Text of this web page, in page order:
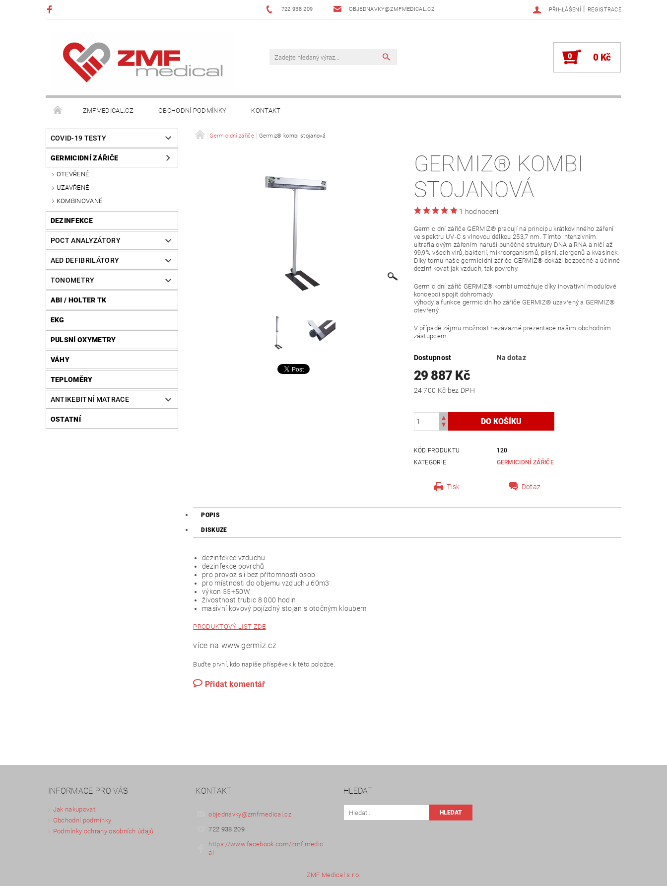
722 938 209 OBJEDNAVKY@ZMFMEDICAL.CZ PŘIHLÁŠENÍ | REGISTRACE
0 0 Kč
ZMFMEDICAL.CZ OBCHODNÍ PODMÍNKY KONTAKT
COVID-19 TESTY
GERMICIDNÍ ZÁŘIČE
OTEVŘENÉ
UZAVŘENÉ
KOMBINOVANÉ
DEZINFEKCE
POCT ANALYZÁTORY
AED DEFIBRILÁTORY
TONOMETRY
ABI / HOLTER TK
EKG
PULSNÍ OXYMETRY
VÁHY
TEPLOMĚRY
ANTIKEBITNÍ MATRACE
OSTATNÍ
Germicidní zářiče Germiz® kombi stojanová
GERMIZ® KOMBI
STOJANOVÁ
1 hodnocení
Germicidní zářiče GERMIZ® pracují na principu krátkovlnného záření
ve spektru UV-C s vlnovou délkou 253,7 nm. Tímto intenzivním
ultrafialovým zářením naruší buněčné struktury DNA a RNA a ničí až
99,9% všech virů, bakterií, mikroorganismů, plísní, alergenů a kvasinek.
Díky tomu naše germicidní zářiče GERMIZ® dokáží bezpečně a účinně
dezinfikovat jak vzduch, tak povrchy.
Germicidní zářič GERMIZ® kombi umožňuje díky inovativní modulové
koncepci spojit dohromady
výhody a funkce germicidního zářiče GERMIZ® uzavřený a GERMIZ®
otevřený.
V případě zájmu možnost nezávazné prezentace našim obchodním
zástupcem.
Dostupnost Na dotaz
29 887 Kč
24 700 Kč bez DPH
KÓD PRODUKTU
120
KATEGORIE
GERMICIDNÍ ZÁŘIČE
Tisk Dotaz
POPIS
DISKUZE
dezinfekce vzduchu
dezinfekce povrchů
pro provoz s i bez přítomnosti osob
pro místnosti do objemu vzduchu 60m3
výkon 55+50W
živostnost trubic 8 000 hodin
masivní kovový pojízdný stojan s otočným kloubem
PRODUKTOVÝ LIST ZDE
více na www.germiz.cz
Buďte první, kdo napíše příspěvek k této položce.
Přidat komentář
INFORMACE PRO VÁS
Jak nakupovat
Obchodní podmínky
Podmínky ochrany osobních údajů
KONTAKT
objednavky@zmfmedical.cz
722 938 209
https://www.facebook.com/zmf.medic
al
HLEDAT
ZMF Medical s.r.o.